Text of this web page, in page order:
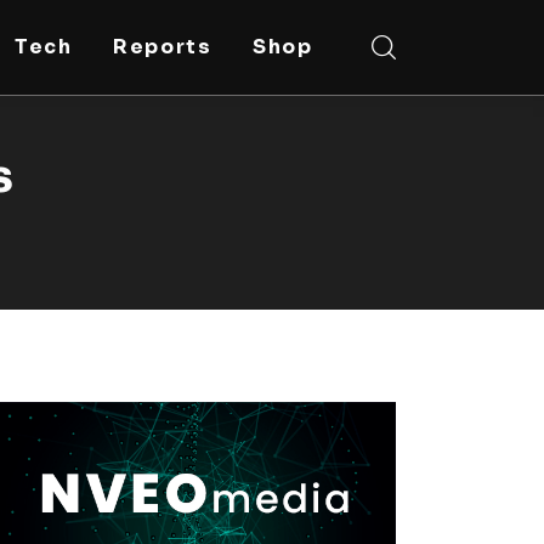
Tech Reports Shop